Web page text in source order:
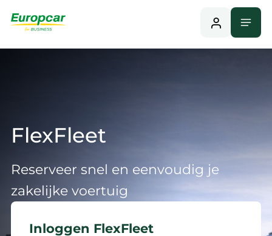
hoofdinhoud
Home
FlexFleet
Reserveer snel en eenvoudig je
zakelijke voertuig
Inloggen FlexFleet